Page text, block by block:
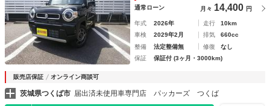
通常ローン 月々 14,400 円
年式 2026年 走行
10km
車検
2029年2月 排気
660cc
整備
法定整備無 修復
なし
保証
保証付 (3ヶ月・3000km)
販売店保証 オンライン商談可
茨城県つくば市 届出済未使用車専門店 パッカーズ つくば